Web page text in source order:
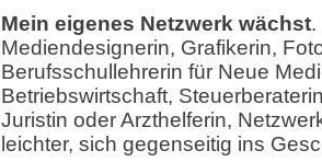
Mein eigenes Netzwerk wächst.
Mediendesignerin, Grafikerin,
Berufsschullehrerin für Neue
Betriebswirtschaft,
Juristin oder Arzthelferin,
leichter, sich gegenseitig ins